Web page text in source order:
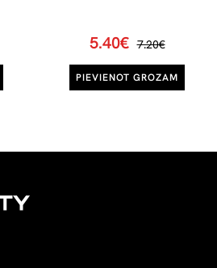
5.40€ 7.20€
PIEVIENOT GROZAM